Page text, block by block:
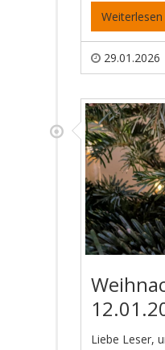
Weiterlesen
29.01.2026
Liebe Leser,